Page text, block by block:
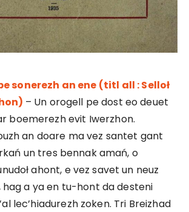
sonerezh an ene (titl all : Selloł
– Un orogell pe dost eo deuet
boemerezh evit Iwerzhon.
an doare ma vez santet gant
un tres bennak amań, o
ahont, e vez savet un neuz
hag a ya en tu-hont da desteni
lec’hiadurezh zoken. Tri Breizhad